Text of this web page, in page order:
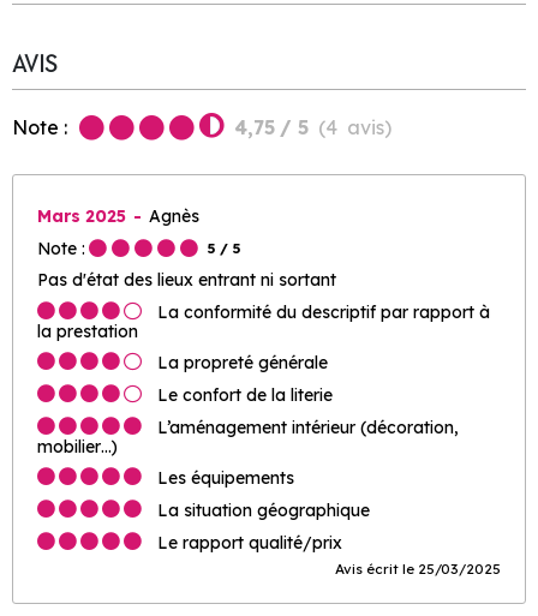
AVIS
Note : 4,75 / 5 (4 avis)
Mars 2025
Agnès
Note :
5 / 5
Pas d'état des lieux entrant ni sortant
La conformité du descriptif par rapport à
la prestation
La propreté générale
Le confort de la literie
L’aménagement intérieur (décoration,
mobilier…)
Les équipements
La situation géographique
Le rapport qualité/prix
Avis écrit le 25/03/2025